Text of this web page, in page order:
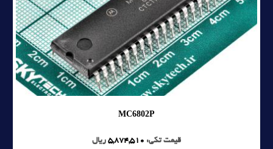
MC6802P
قیمت تکی: 5,874,510 ریال